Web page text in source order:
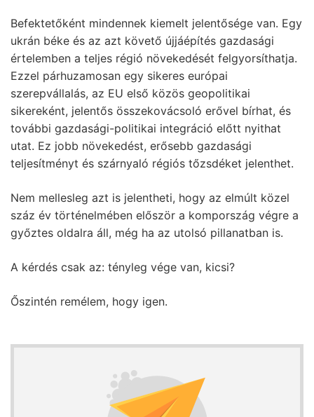
Befektetőként mindennek kiemelt jelentősége van. Egy
ukrán béke és az azt követő újjáépítés gazdasági
értelemben a teljes régió növekedését felgyorsíthatja.
Ezzel párhuzamosan egy sikeres európai
szerepvállalás, az EU első közös geopolitikai
sikereként, jelentős összekovácsoló erővel bírhat, és
további gazdasági-politikai integráció előtt nyithat
utat. Ez jobb növekedést, erősebb gazdasági
teljesítményt és szárnyaló régiós tőzsdéket jelenthet.
Nem mellesleg azt is jelentheti, hogy az elmúlt közel
száz év történelmében először a kompország végre a
győztes oldalra áll, még ha az utolsó pillanatban is.
A kérdés csak az: tényleg vége van, kicsi?
Őszintén remélem, hogy igen.